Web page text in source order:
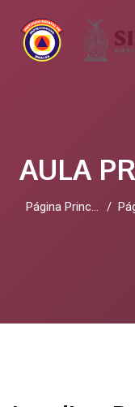
Página Principal